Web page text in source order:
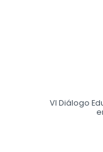
VI Diálogo